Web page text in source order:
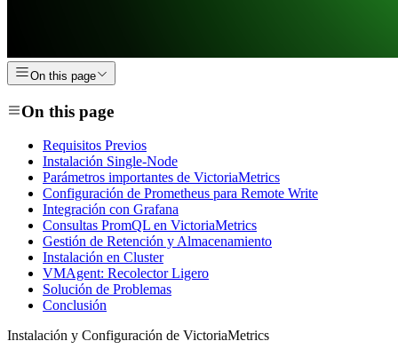
On this page
On this page
Requisitos Previos
Instalación Single-Node
Parámetros importantes de VictoriaMetrics
Configuración de Prometheus para Remote Write
Integración con Grafana
Consultas PromQL en VictoriaMetrics
Gestión de Retención y Almacenamiento
Instalación en Cluster
VMAgent: Recolector Ligero
Solución de Problemas
Conclusión
Instalación y Configuración de VictoriaMetrics